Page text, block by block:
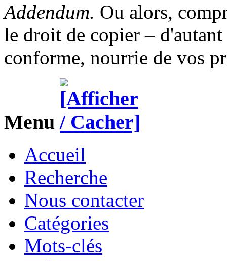
Addendum. Ou alors,
le droit de copier –
conforme, nourrie de vos
Menu
Accueil
Recherche
Nous contacter
Catégories
Mots-clés